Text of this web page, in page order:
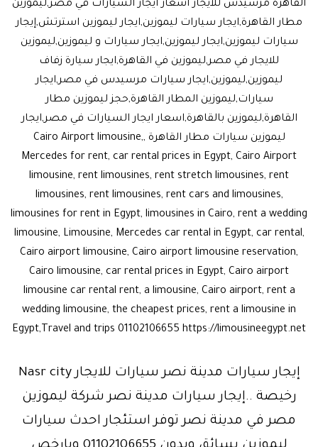
القاهرة مرسيدس للايجار اسعار ايجار السيارات في مصر,ليموزين
مطار القاهرة,ايجار سيارات ليموزين,ايجار ليموزين استرتش,إيجار
سيارات ليموزين,ايجار ليموزين,ايجار سيارات و ليموزين,ليموزين
للايجار في مصر,ليموزين في القاهرة,ايجار سيارة زفاف
ليموزين,ليموزين,ايجار سيارات مرسيدس في مصر,ايجار
سيارات,ليموزين المطار القاهرة,حجز ليموزين مطار
القاهرة,ليموزين بالقاهرة,اسعار ايجار السيارات في مصر,ايجار
ليموزين سيارات مطار القاهرة ,Cairo Airport limousine,
Mercedes for rent, car rental prices in Egypt, Cairo Airport
limousine, rent limousines, rent stretch limousines, rent
limousines, rent limousines, rent cars and limousines,
limousines for rent in Egypt, limousines in Cairo, rent a wedding
limousine, Limousine, Mercedes car rental in Egypt, car rental,
Cairo airport limousine, Cairo airport limousine reservation,
Cairo limousine, car rental prices in Egypt, Cairo airport
limousine car rental rent, a limousine, Cairo airport, rent a
wedding limousine, the cheapest prices, rent a limousine in
Egypt,Travel and trips 01102106655 https://limousineegypt.net
إيجار سيارات مدينة نصر سيارات للايجار Nasr city
رخيصة ..إيجار سيارات مدينة نصر شركة ليموزين
مصر في مدينة نصر توفر استئجار احدث سيارات